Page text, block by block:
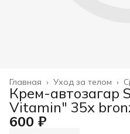
Уход за телом ›
Главная ›
Крем-автозагар
Vitamin" 35х
600 ₽